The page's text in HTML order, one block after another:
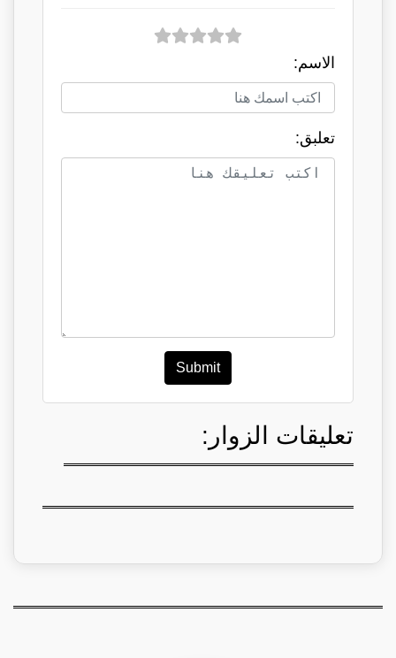
الاسم:
تعلبق:
Submit
تعليقات الزوار: